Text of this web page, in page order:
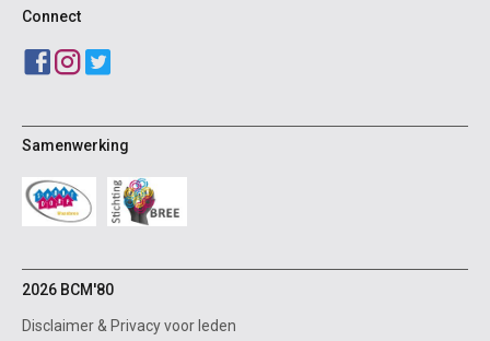
Connect
Samenwerking
2026 BCM'80
Disclaimer& Privacy voor leden